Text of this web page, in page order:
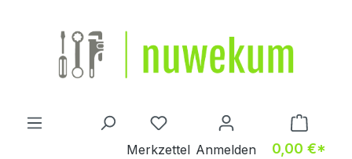
Du hast 0 Produkte auf dem
Merkzettel Anmelden 0,00 €*